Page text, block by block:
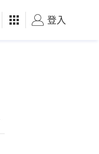
好食玩飛
登入